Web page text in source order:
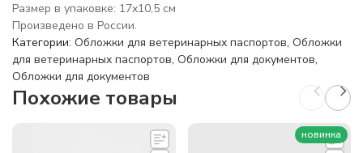
Размер в упаковке: 17х10,5 см
Произведено в России.
Категории: Обложки для ветеринарных паспортов, Обложки
для ветеринарных паспортов, Обложки для документов,
Обложки для документов
Похожие товары
новинка